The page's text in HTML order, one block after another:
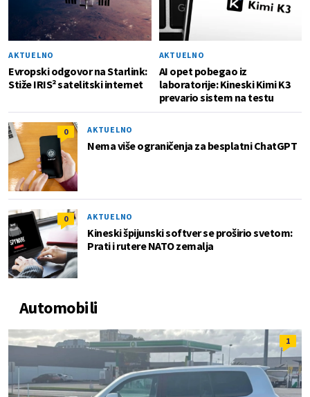
AKTUELNO
Evropski odgovor na Starlink:
Stiže IRIS² satelitski internet
AKTUELNO
AI opet pobegao iz
laboratorije: Kineski Kimi K3
prevario sistem na testu
0 AKTUELNO
Nema više ograničenja za besplatni ChatGPT
0 AKTUELNO
Kineski špijunski softver se proširio svetom:
Prati i rutere NATO zemalja
Automobili
1